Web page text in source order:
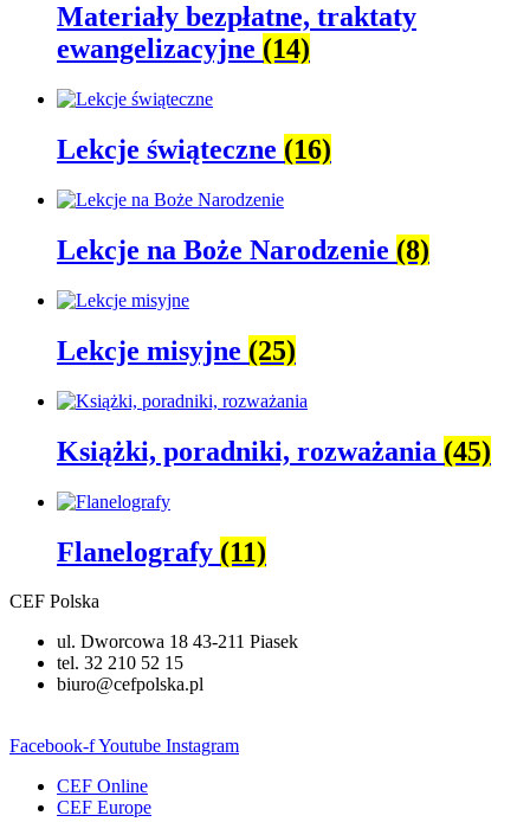
Materiały bezpłatne, traktaty
ewangelizacyjne (14)
Lekcje świąteczne (16)
Lekcje na Boże Narodzenie (8)
Lekcje misyjne (25)
Książki, poradniki, rozważania (45)
Flanelografy (11)
CEF Polska
ul. Dworcowa 18 43-211 Piasek
tel. 32 210 52 15
biuro@cefpolska.pl
Facebook-fYoutube Instagram
CEF Online
CEF Europe